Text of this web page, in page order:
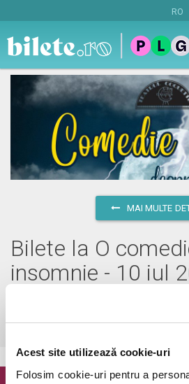
Acest site utilizează cookie-uri
Folosim cookie-uri pentru a
RO
MAI MULTE
Bilete la O
insomnie - 10 iul
Bucuresti, BackYard Garden & Pub